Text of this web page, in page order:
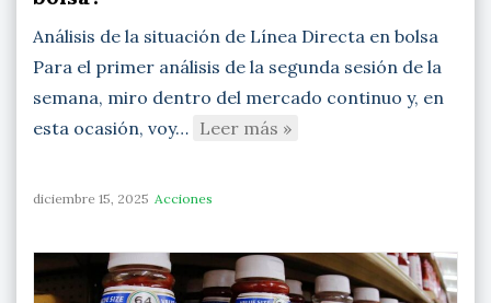
Análisis de la situación de Línea Directa en bolsa
Para el primer análisis de la segunda sesión de la
semana, miro dentro del mercado continuo y, en
esta ocasión, voy… Leer más »
diciembre 15, 2025 Acciones